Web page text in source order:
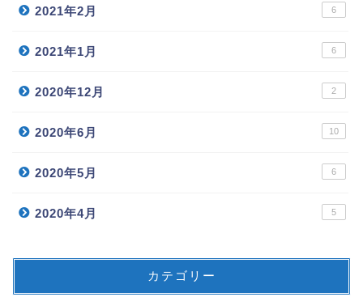
2021年2月 6
2021年1月 6
2020年12月 2
2020年6月 10
2020年5月 6
2020年4月 5
カテゴリー